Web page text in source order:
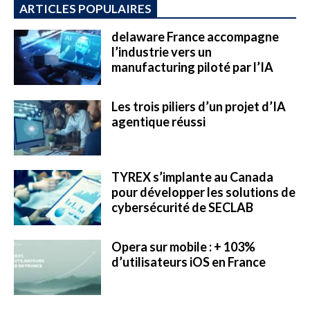
ARTICLES POPULAIRES
delaware France accompagne
l’industrie vers un
manufacturing piloté par l’IA
Les trois piliers d’un projet d’IA
agentique réussi
TYREX s’implante au Canada
pour développer les solutions de
cybersécurité de SECLAB
Opera sur mobile : + 103%
d’utilisateurs iOS en France